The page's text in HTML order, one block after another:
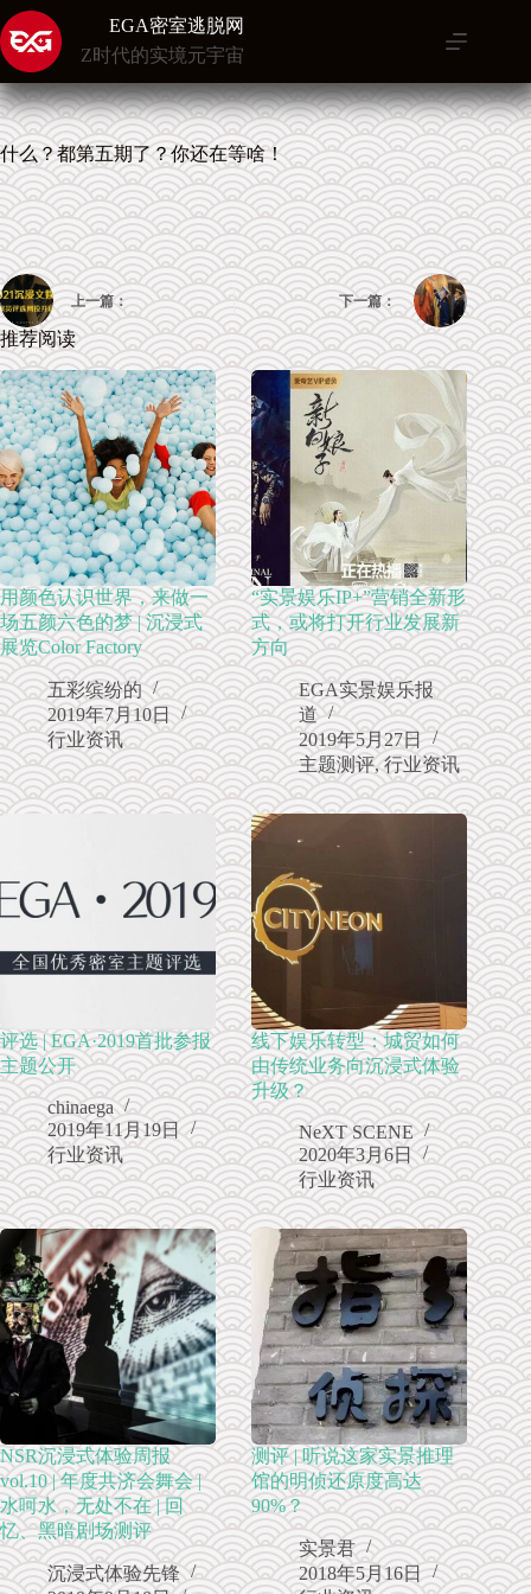
跳
至
内
容
EGA密室逃脱网
Z时代的实境元宇宙
什么？都第五期了？你还在等啥！
上一篇： 下一篇：
推荐阅读
用颜色认识世界，来做一
场五颜六色的梦 | 沉浸式
展览Color Factory
五彩缤纷的
2019年7月10日
行业资讯
“实景娱乐IP+”营销全新形
式，或将打开行业发展新
方向
EGA实景娱乐报
道
2019年5月27日
主题测评,行业资讯
评选 | EGA·2019首批参报
主题公开
chinaega
2019年11月19日
行业资讯
线下娱乐转型：城贸如何
由传统业务向沉浸式体验
升级？
NeXT SCENE
2020年3月6日
行业资讯
NSR沉浸式体验周报
vol.10 | 年度共济会舞会 |
水呵水，无处不在 | 回
忆、黑暗剧场测评
沉浸式体验先锋
测评 | 听说这家实景推理
馆的明侦还原度高达
90%？
实景君
2018年5月16日